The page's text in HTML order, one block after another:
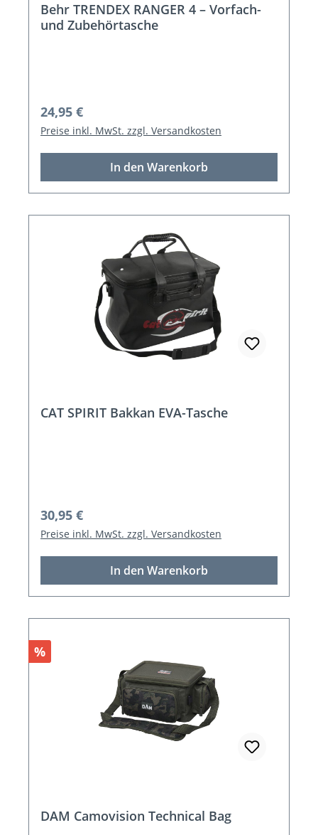
Behr TRENDEX RANGER 4 – Vorfach-
und Zubehörtasche
Regulärer Preis:
24,95 €
Preise inkl. MwSt. zzgl. Versandkosten
In den Warenkorb
CAT SPIRIT Bakkan EVA-Tasche
Regulärer Preis:
30,95 €
Preise inkl. MwSt. zzgl. Versandkosten
In den Warenkorb
Rabatt
%
DAM Camovision Technical Bag